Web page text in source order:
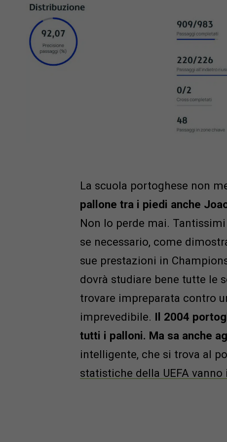
La scuola portoghese non
pallone tra i piedi anche
Non lo perde mai.
se necessario, come
sue prestazioni in
dovrà studiare bene tutte le
trovare impreparata contro
imprevedibile. Il 2004
tutti i palloni. Ma sa anche
intelligente, che si trova al
statistiche della UEFA